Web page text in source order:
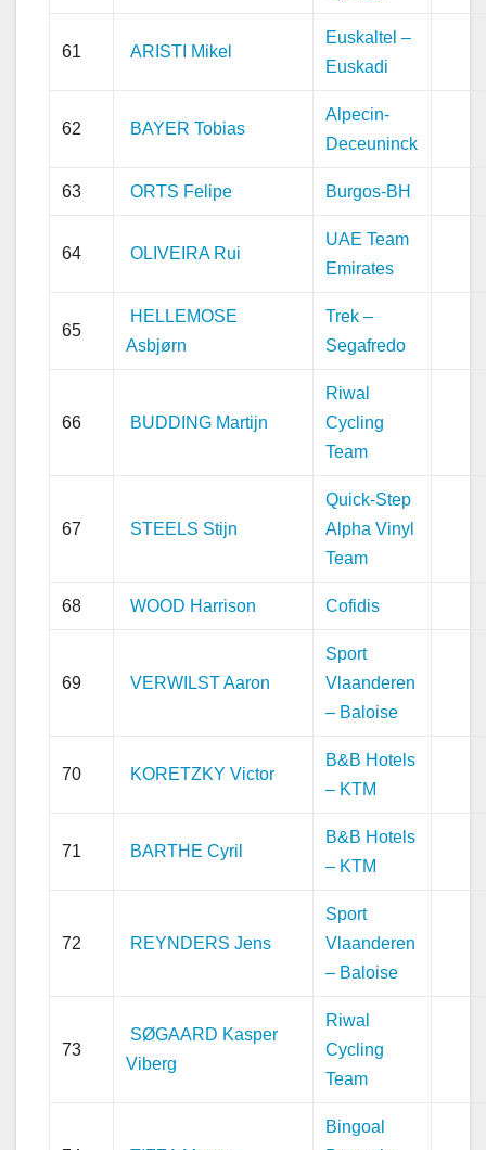
61 ARISTI Mikel
Euskaltel –
Euskadi
62 BAYER Tobias
Alpecin-
Deceuninck
63 ORTS Felipe Burgos-BH
64 OLIVEIRA Rui
UAE Team
Emirates
65
HELLEMOSE
Asbjørn
Trek –
Segafredo
66 BUDDING Martijn
Riwal
Cycling
Team
67 STEELS Stijn
Quick-Step
Alpha Vinyl
Team
68 WOOD Harrison Cofidis
69 VERWILST Aaron
Sport
Vlaanderen
– Baloise
70 KORETZKY Victor
B&B Hotels
– KTM
71 BARTHE Cyril
B&B Hotels
– KTM
72 REYNDERS Jens
Sport
Vlaanderen
– Baloise
73
SØGAARD Kasper
Viberg
Riwal
Cycling
Team
Bingoal